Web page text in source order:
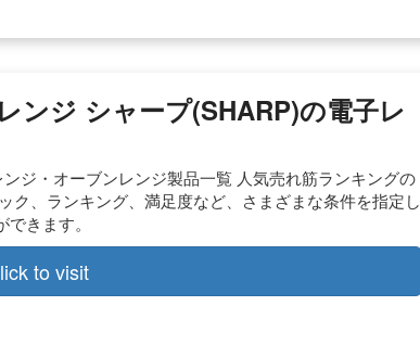
ンジ シャープ(SHARP)の電子レ
ジ・オーブンレンジ製品一覧 人気売れ筋ランキングの
ク、ランキング、満足度など、さまざまな条件を指定し
きます。
to visit